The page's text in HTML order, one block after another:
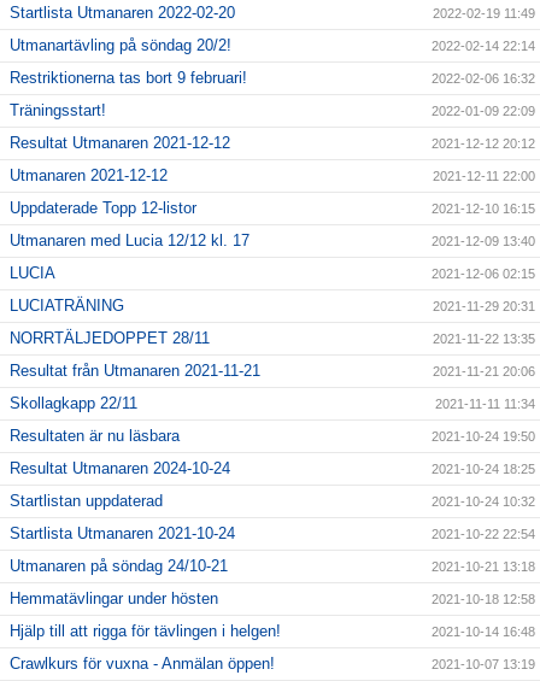
Startlista Utmanaren 2022-02-20 2022-02-19 11:49
Utmanartävling på söndag 20/2! 2022-02-14 22:14
Restriktionerna tas bort 9 februari! 2022-02-06 16:32
Träningsstart! 2022-01-09 22:09
Resultat Utmanaren 2021-12-12 2021-12-12 20:12
Utmanaren 2021-12-12 2021-12-11 22:00
Uppdaterade Topp 12-listor 2021-12-10 16:15
Utmanaren med Lucia 12/12 kl. 17 2021-12-09 13:40
LUCIA 2021-12-06 02:15
LUCIATRÄNING 2021-11-29 20:31
NORRTÄLJEDOPPET 28/11 2021-11-22 13:35
Resultat från Utmanaren 2021-11-21 2021-11-21 20:06
Skollagkapp 22/11 2021-11-11 11:34
Resultaten är nu läsbara 2021-10-24 19:50
Resultat Utmanaren 2024-10-24 2021-10-24 18:25
Startlistan uppdaterad 2021-10-24 10:32
Startlista Utmanaren 2021-10-24 2021-10-22 22:54
Utmanaren på söndag 24/10-21 2021-10-21 13:18
Hemmatävlingar under hösten 2021-10-18 12:58
Hjälp till att rigga för tävlingen i helgen! 2021-10-14 16:48
Crawlkurs för vuxna - Anmälan öppen! 2021-10-07 13:19